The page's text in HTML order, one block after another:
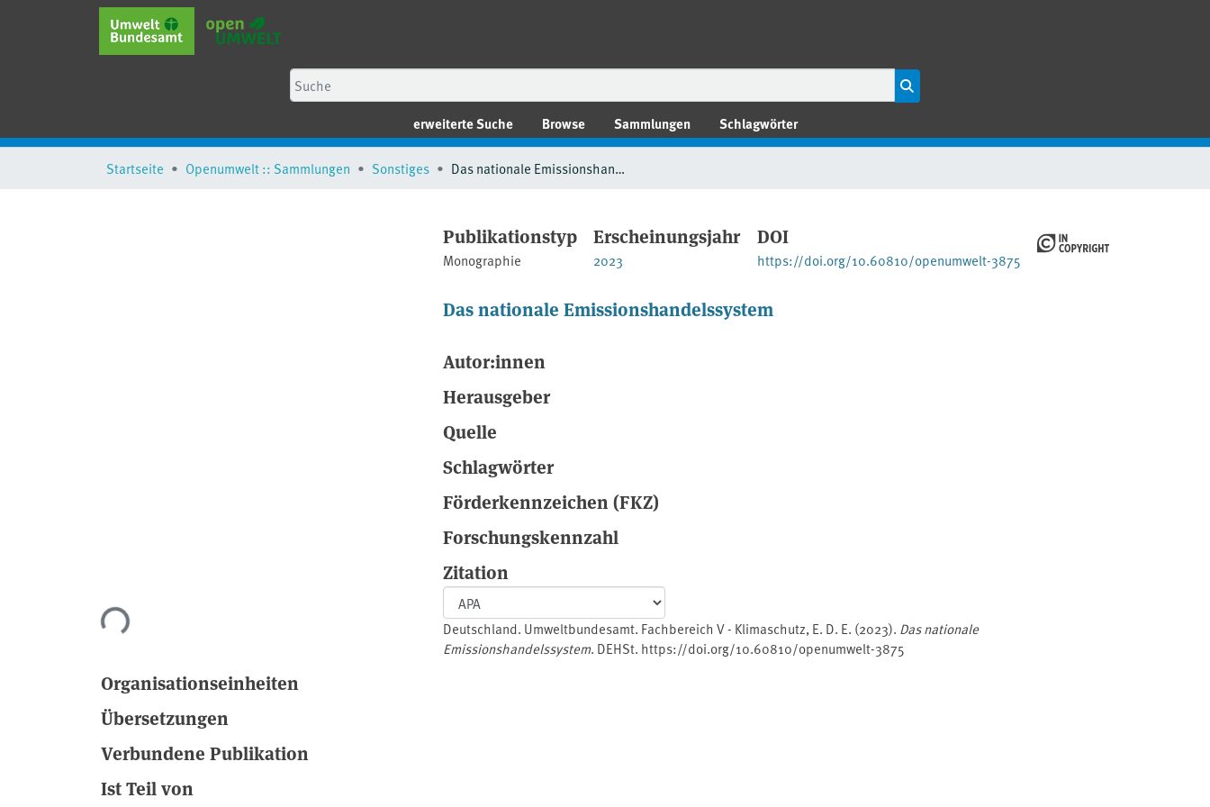
erweiterte Suche Browse Sammlungen Schlagwörter
Startseite Openumwelt :: Sammlungen Sonstiges Das nationale Emissionshandelssystem
Lade...
Publikationstyp
Monographie
Erscheinungsjahr
2023
DOI
https://doi.org/10.60810/openumwelt-3875
Das nationale Emissionshandelssystem
Autor:innen
Herausgeber
Quelle
Schlagwörter
Förderkennzeichen (FKZ)
Forschungskennzahl
Zitation
Deutschland. Umweltbundesamt. Fachbereich V - Klimaschutz, E. D. E. (2023). Das nationale
Emissionshandelssystem. DEHSt. https://doi.org/10.60810/openumwelt-3875
Organisationseinheiten
Übersetzungen
Verbundene Publikation
Ist Teil von